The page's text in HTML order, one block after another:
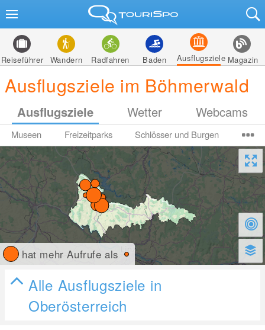
Reiseführer Wandern Radfahren Baden Ausflugsziele Magazin
Ausflugsziele im Böhmerwald
Ausflugsziele Wetter Webcams
Museen Freizeitparks Schlösser und Burgen
hat mehr Aufrufe als
Alle Ausflugsziele in
Oberösterreich